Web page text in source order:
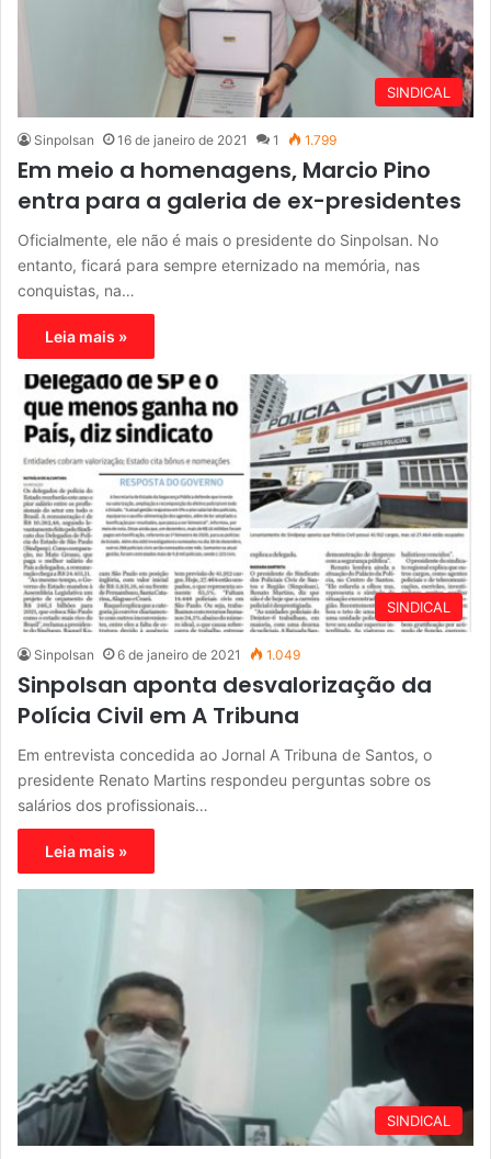
SINDICAL
Sinpolsan 16 de janeiro de 2021 1 1.799
Em meio a homenagens, Marcio Pino
entra para a galeria de ex-presidentes
Oficialmente, ele não é mais o presidente do Sinpolsan. No
entanto, ficará para sempre eternizado na memória, nas
conquistas, na…
Leia mais »
SINDICAL
Sinpolsan 6 de janeiro de 2021 1.049
Sinpolsan aponta desvalorização da
Polícia Civil em A Tribuna
Em entrevista concedida ao Jornal A Tribuna de Santos, o
presidente Renato Martins respondeu perguntas sobre os
salários dos profissionais…
Leia mais »
SINDICAL